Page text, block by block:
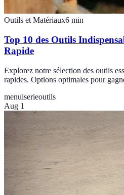
Outils et Matériaux6 min
Top 10 des Outils
Rapide
Explorez notre sélection des outils
rapides. Options optimales pour
menuiserieoutils
Aug 1